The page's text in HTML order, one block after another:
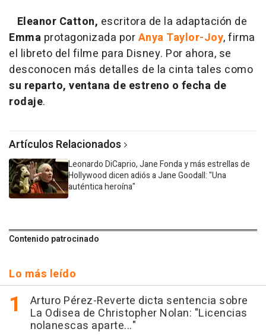
Eleanor Catton, escritora de la adaptación de
Emma protagonizada porAnya Taylor-Joy, firma
el libreto del filme para Disney. Por ahora, se
desconocen más detalles de la cinta tales como
su reparto, ventana de estreno o fecha de
rodaje.
Artículos Relacionados
Leonardo DiCaprio, Jane Fonda y más estrellas de
Hollywood dicen adiós a Jane Goodall: "Una
auténtica heroína"
Contenido patrocinado
Lo más leído
Arturo Pérez-Reverte dicta sentencia sobre
La Odisea de Christopher Nolan: "Licencias
nolanescas aparte..."